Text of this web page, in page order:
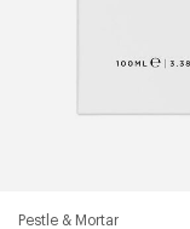
Pestle & Mortar